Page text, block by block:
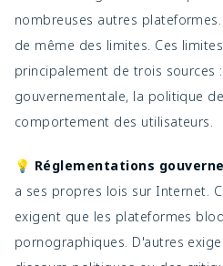
nombreuses autres
de même des limites. Ces
principalement de trois sources
gouvernementale, la politique
comportement des utilisateurs.
💡 Réglementations
a ses propres lois sur Internet.
exigent que les plateformes
pornographiques. D'autres